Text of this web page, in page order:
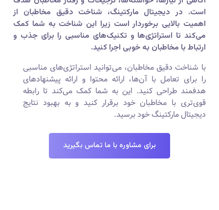
است. در دیجیتال مارکتینگ، شناخت دقیق مخاطبان از
اهمیت بالایی برخوردار است زیرا این شناخت به شما کمک
می‌کند تا استراتژی‌ها و تکنیک‌های مناسبی را برای جذب و
ارتباط با مخاطبان به خوبی اجرا کنید.
با شناخت دقیق مخاطبان، می‌توانید استراتژی‌های مناسبی
را برای تعامل با آن‌ها، ارائه محتوا و ارائه پیشنهادهای
هدفمند طراحی کنید. این به شما کمک می‌کند تا رابطه
قوی‌تری با مخاطبان خود برقرار کنید و به بهبود نتایج
دیجیتال مارکتینگ خود برسید.
برای مشاوره با ما تماس بگیرید